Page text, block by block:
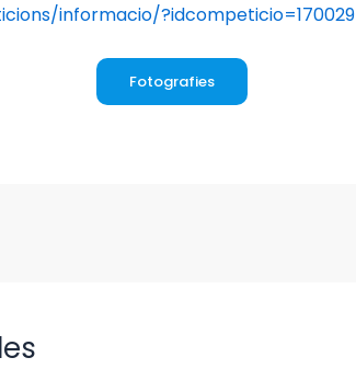
informacio/?idcompeticio=170029
Fotografies